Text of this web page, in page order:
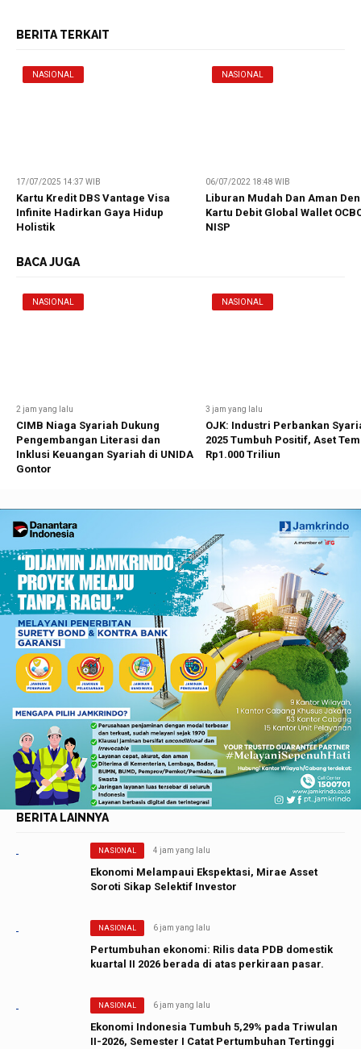
BERITA TERKAIT
NASIONAL
17/07/2025 14:37 WIB
Kartu Kredit DBS Vantage Visa
Infinite Hadirkan Gaya Hidup
Holistik
NASIONAL
06/07/2022 18:48 WIB
Liburan Mudah Dan Aman
Kartu Debit Global Wallet
NISP
BACA JUGA
NASIONAL
2 jam yang lalu
CIMB Niaga Syariah Dukung
Pengembangan Literasi dan
Inklusi Keuangan Syariah di UNIDA
Gontor
NASIONAL
3 jam yang lalu
OJK: Industri Perbankan
2025 Tumbuh Positif, Aset
Rp1.000 Triliun
BERITA LAINNYA
NASIONAL 4 jam yang lalu
Ekonomi Melampaui Ekspektasi, Mirae Asset
Soroti Sikap Selektif Investor
NASIONAL 6 jam yang lalu
Pertumbuhan ekonomi: Rilis data PDB domestik
kuartal II 2026 berada di atas perkiraan pasar.
NASIONAL 6 jam yang lalu
Ekonomi Indonesia Tumbuh 5,29% pada Triwulan
II-2026, Semester I Catat Pertumbuhan Tertinggi